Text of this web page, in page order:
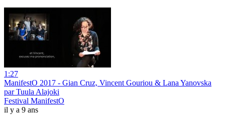
1:27
ManifestO 2017 - Gian Cruz, Vincent Gouriou & Lana Yanovska
par Tuula Alajoki
Festival ManifestO
il y a 9 ans